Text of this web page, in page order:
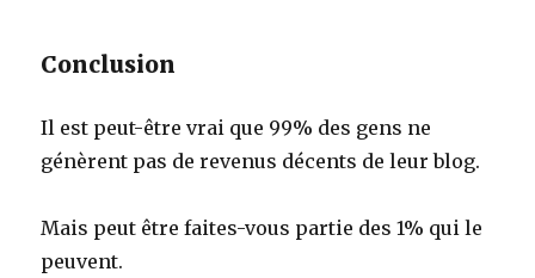
Conclusion
Il est peut-être vrai que 99% des gens ne
génèrent pas de revenus décents de leur blog.
Mais peut être faites-vous partie des 1% qui le
peuvent.